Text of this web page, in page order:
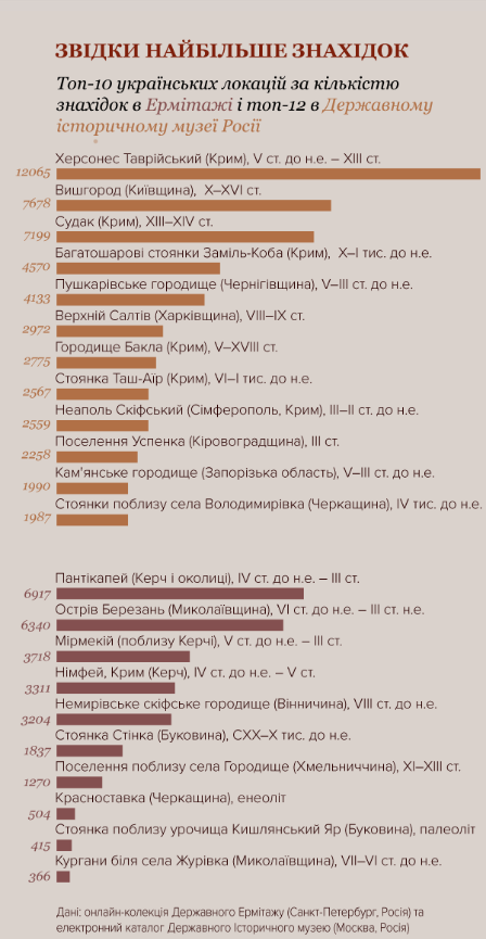
У відкритому каталозі російського музейного фонду
міститься близько 3,5 млн експонатів з 870 російських
музеїв. Це далеко не все наявне, оскільки лише в
Державному Ермітажі (Санкт-Петербург) та в
Державному історичному музеї Росії (Москва)
міститься відповідно 3 млн і 4,5 млн експонатів.
Але цей каталог виявився не надто інформативним.
Хоча деякі експонати повеселили: наприклад, чоловічі
й жіночі труси з Луганської області, вироблені в 1990-х,
які нині перебувають у музеї російського міста
Бєлгород.
Два музеї
Ми окремо дослідили онлайн-каталоги двох ключових
російських музеїв: Ермітажу й Історичного музею.В
Ермітажі виявили 33,3 тис. знахідок, що походять з
території сучасної України. В Історичному музеї – 77,5
тис.
Це не всі скарби (навіть у відділі археологічних
знахідок), вивезені з території сучасної України, що
наприклад, із 3 млн музейних предметів до онлайн-
колекції потрапили лише 825 тис., у Державному
історичному музеї — в онлайні є 2,2 млн експонатів з
наявних близько 4,5 млн.
Порадившись з істориками Денисом Яшним і Анною
Яненко (членкиня Правління ВГО “Спілка археологів
України”), вирішили обрати експонати за ключовими
ознаками: місцем знахідки й археологічною памʼяткою
— і виділити предмети, знайдені на території сучасної
України. Проте це істотно звузило наше дослідження
до двох категорій: “Предмети археології” та частково
“Предмети нумізматики” (ті, де вказано їх походження).
У російському реєстрі здебільшого не вказано, звідки
переліку вивезених до Росії творів у нас немає).